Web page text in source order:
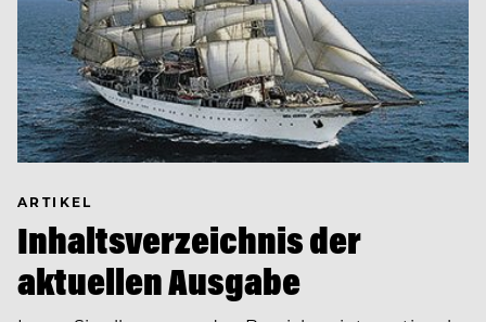
ARTIKEL
Inhaltsverzeichnis der
aktuellen Ausgabe